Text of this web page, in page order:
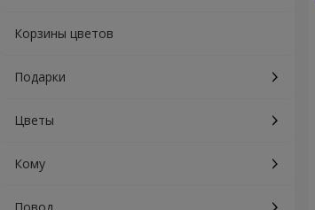
Корзины цветов
Подарки
Цветы
Кому